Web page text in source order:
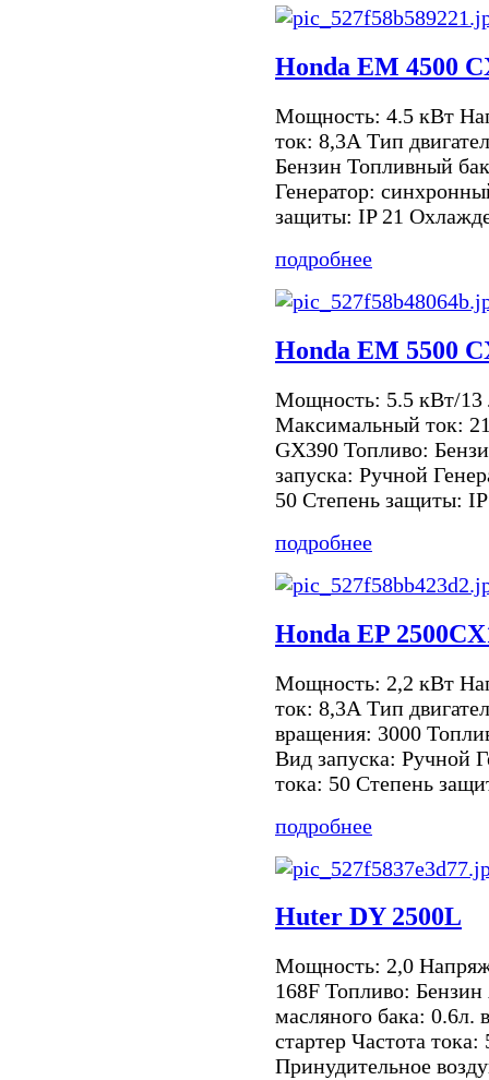
Honda EM 4500
Мощность: 4.5 кВт
ток: 8,3А Тип
Бензин Топливный
Генератор:
защиты: IP 21
подробнее
Honda EM 5500
Мощность: 5.5 кВт/13
Максимальный ток:
GX390 Топливо:
запуска: Ручной
50 Степень защиты:
подробнее
Honda EP
Мощность: 2,2 кВт
ток: 8,3А Тип
вращения: 3000
Вид запуска: Ручной
тока: 50 Степень
подробнее
Huter DY 2500L
Мощность: 2,0
168F Топливо:
масляного бака: 0.6л.
стартер Частота
Принудительное